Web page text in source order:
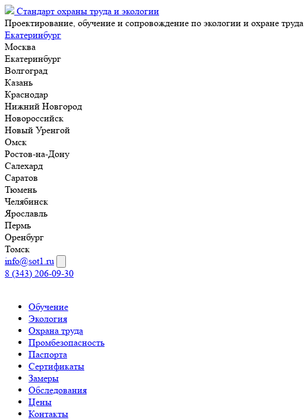
Стандарт охраны труда и экологии
Проектирование, обучение и сопровождение по экологии и охране труда
Екатеринбург
Москва
Екатеринбург
Волгоград
Казань
Краснодар
Нижний Новгород
Новороссийск
Новый Уренгой
Омск
Ростов-на-Дону
Салехард
Саратов
Тюмень
Челябинск
Ярославль
Пермь
Оренбург
Томск
info@sot1.ru
8 (343) 206-09-30
Обучение
Экология
Охрана труда
Промбезопасность
Паспорта
Сертификаты
Замеры
Обследования
Цены
Контакты